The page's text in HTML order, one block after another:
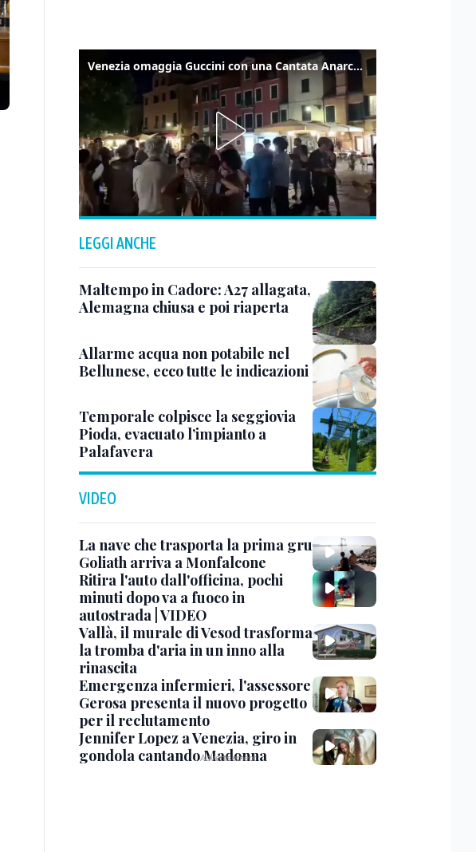
Venezia omaggia Guccini con una Cantata Anarchica in campo Santa Margherita
LEGGI ANCHE
Maltempo in Cadore: A27 allagata,
Alemagna chiusa e poi riaperta
Allarme acqua non potabile nel
Bellunese, ecco tutte le indicazioni
Temporale colpisce la seggiovia
Pioda, evacuato l’impianto a
Palafavera
VIDEO
La nave che trasporta la prima gru
Goliath arriva a Monfalcone
Ritira l'auto dall'officina, pochi
minuti dopo va a fuoco in
autostrada | VIDEO
Vallà, il murale di Vesod trasforma
la tromba d'aria in un inno alla
rinascita
Emergenza infermieri, l'assessore
Gerosa presenta il nuovo progetto
per il reclutamento
Jennifer Lopez a Venezia, giro in
gondola cantando Madonna